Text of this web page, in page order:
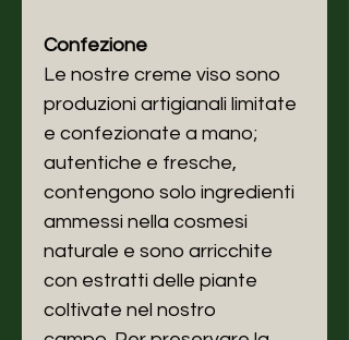
Confezione
Le nostre creme viso sono
produzioni artigianali limitate
e confezionate a mano;
autentiche e fresche,
contengono solo ingredienti
ammessi nella cosmesi
naturale e sono arricchite
con estratti delle piante
coltivate nel nostro